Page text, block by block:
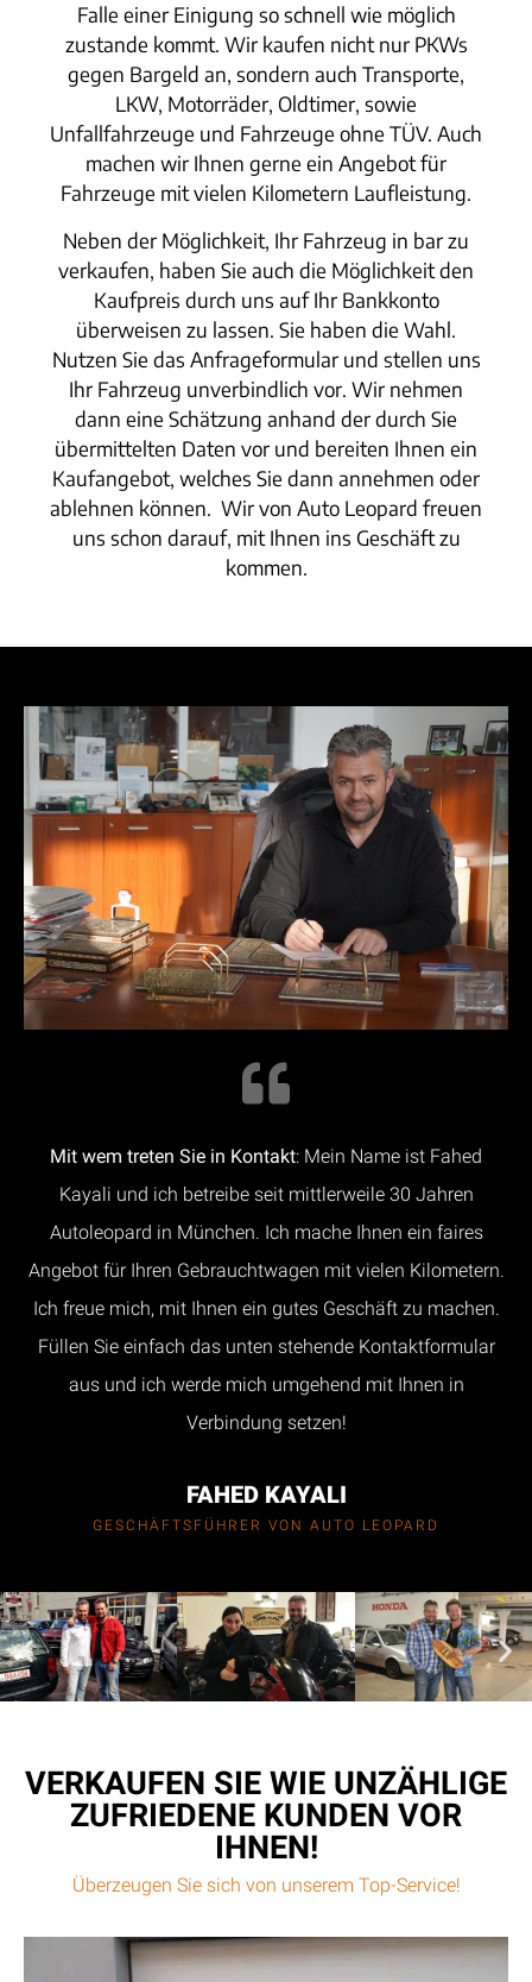
Falle einer Einigung so schnell wie möglich
zustande kommt. Wir kaufen nicht nur PKWs
gegen Bargeld an, sondern auch Transporte,
LKW, Motorräder, Oldtimer, sowie
Unfallfahrzeuge und Fahrzeuge ohne TÜV. Auch
machen wir Ihnen gerne ein Angebot für
Fahrzeuge mit vielen Kilometern Laufleistung.
Neben der Möglichkeit, Ihr Fahrzeug in bar zu
verkaufen, haben Sie auch die Möglichkeit den
Kaufpreis durch uns auf Ihr Bankkonto
überweisen zu lassen. Sie haben die Wahl.
Nutzen Sie das Anfrageformular und stellen uns
Ihr Fahrzeug unverbindlich vor. Wir nehmen
dann eine Schätzung anhand der durch Sie
übermittelten Daten vor und bereiten Ihnen ein
Kaufangebot, welches Sie dann annehmen oder
ablehnen können. Wir von Auto Leopard freuen
uns schon darauf, mit Ihnen ins Geschäft zu
kommen.
Mit wem treten Sie in Kontakt: Mein Name ist Fahed
Kayali und ich betreibe seit mittlerweile 30 Jahren
Autoleopard in München. Ich mache Ihnen ein faires
Angebot für Ihren Gebrauchtwagen mit vielen Kilometern.
Ich freue mich, mit Ihnen ein gutes Geschäft zu machen.
Füllen Sie einfach das unten stehende Kontaktformular
aus und ich werde mich umgehend mit Ihnen in
Verbindung setzen!
FAHED KAYALI
GESCHÄFTSFÜHRER VON AUTO LEOPARD
VERKAUFEN SIE WIE UNZÄHLIGE
ZUFRIEDENE KUNDEN VOR
IHNEN!
Überzeugen Sie sich von unserem Top-Service!